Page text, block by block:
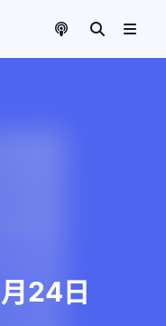
月24日